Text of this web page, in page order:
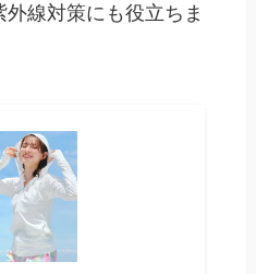
線対策にも役立ちま